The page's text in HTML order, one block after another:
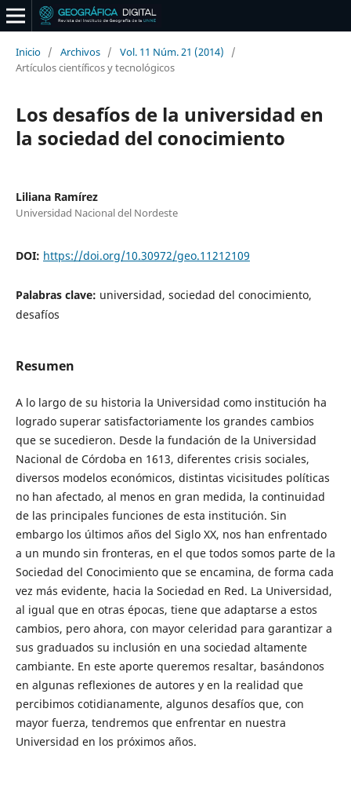
Inicio / Archivos / Vol. 11 Núm. 21 (2014)
/
Artículos científicos y tecnológicos
Los desafíos de la universidad en
la sociedad del conocimiento
Liliana Ramírez
Universidad Nacional del Nordeste
DOI: https://doi.org/10.30972/geo.11212109
Palabras clave: universidad, sociedad del conocimiento,
desafíos
Resumen
A lo largo de su historia la Universidad como institución ha
logrado superar satisfactoriamente los grandes cambios
que se sucedieron. Desde la fundación de la Universidad
Nacional de Córdoba en 1613, diferentes crisis sociales,
diversos modelos económicos, distintas vicisitudes políticas
no han afectado, al menos en gran medida, la continuidad
de las principales funciones de esta institución. Sin
embargo los últimos años del Siglo XX, nos han enfrentado
a un mundo sin fronteras, en el que todos somos parte de la
Sociedad del Conocimiento que se encamina, de forma cada
vez más evidente, hacia la Sociedad en Red. La Universidad,
al igual que en otras épocas, tiene que adaptarse a estos
cambios, pero ahora, con mayor celeridad para garantizar a
sus graduados su inclusión en una sociedad altamente
cambiante. En este aporte queremos resaltar, basándonos
en algunas reflexiones de autores y en la realidad que
percibimos cotidianamente, algunos desafíos que, con
mayor fuerza, tendremos que enfrentar en nuestra
Universidad en los próximos años.